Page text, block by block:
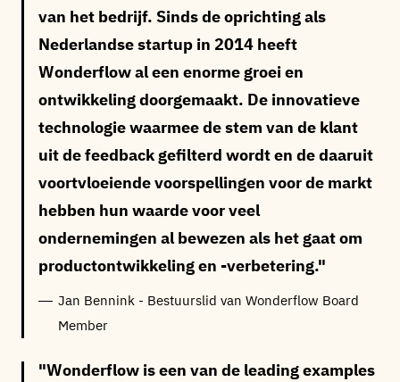
van het bedrijf. Sinds de oprichting als
Nederlandse startup in 2014 heeft
Wonderflow al een enorme groei en
ontwikkeling doorgemaakt. De innovatieve
technologie waarmee de stem van de klant
uit de feedback gefilterd wordt en de daaruit
voortvloeiende voorspellingen voor de markt
hebben hun waarde voor veel
ondernemingen al bewezen als het gaat om
productontwikkeling en -verbetering.
Jan Bennink - Bestuurslid van Wonderflow Board
Member
Wonderflow is een van de leading examples